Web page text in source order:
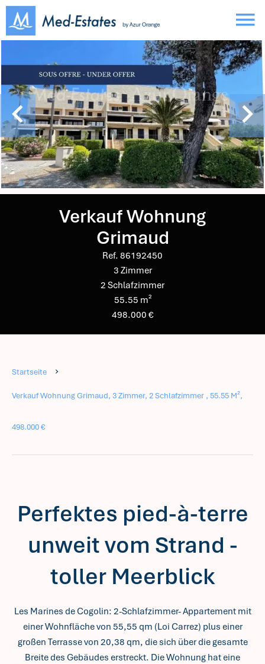
Verkauf Wohnung
Grimaud
Ref. 86192450
3 Zimmer
2 Schlafzimmer
55.55 m²
498.000 €
Startseite
Verkauf Wohnung Grimaud, 3 Zimmer, 2 Schlafzimmer , 55.55 M²,
498.000 €
Perfektes pied-à-terre
unweit vom Strand -
toller Meerblick
Les Marines de Cogolin: 2-Schlafzimmer- Appartement mit
einer Wohnfläche von 55,55 qm (Loi Carrez) plus einer
großen Terrasse von 20,38 qm, die sich über die gesamte
Breite des Gebäudes erstreckt. Die Wohnung hat eine